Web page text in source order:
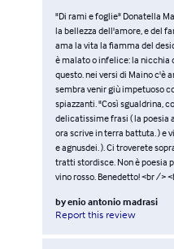
"Di rami e foglie" Donatella
la bellezza dell'amore, e del
ama la vita la fiamma del
è malato o infelice: la nicchia
questo. nei versi di Maino c'è
sembra venir giù impetuoso
spiazzanti. "Così sgualdrina,
delicatissime frasi ( la
ora scrive in terra battuta. ) e
e agnusdei. ). Ci troverete
tratti stordisce. Non è poesia
vino rosso. Benedetto! <br />
byenio antonio madrasi
Report this review